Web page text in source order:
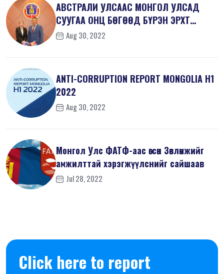
АВСТРАЛИ УЛСААС МОНГОЛ УЛСАД
СУУГАА ОНЦ БӨГӨӨД БҮРЭН ЭРХТ
ЭЛЧИН САЙД Х...
Aug 30, 2022
ANTI-СORRUPTION REPORT MONGOLIA H1
2022
Aug 30, 2022
Монгол Улс ФАТФ-аас өгсөн Зөвлөмжийг
амжилттай хэрэгжүүлснийг сайшаав
Jul 28, 2022
Click here to report